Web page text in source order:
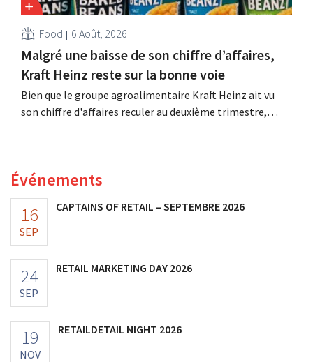
Food 6 Août, 2026
Malgré une baisse de son chiffre d’affaires,
Kraft Heinz reste sur la bonne voie
Bien que le groupe agroalimentaire Kraft Heinz ait vu
son chiffre d'affaires reculer au deuxième trimestre,
Événements
16
SEP
CAPTAINS OF RETAIL – SEPTEMBRE 2026
24
SEP
RETAIL MARKETING DAY 2026
19
NOV
RETAILDETAIL NIGHT 2026